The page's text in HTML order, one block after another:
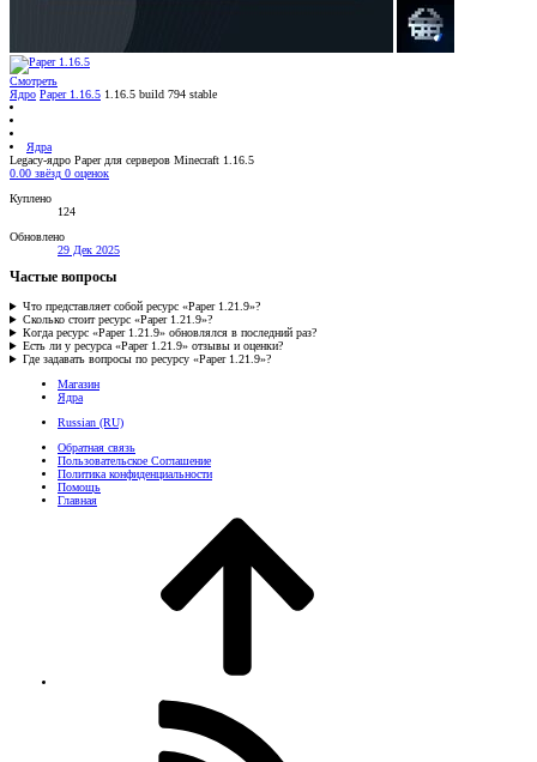
Смотреть
Ядро Paper 1.16.5 1.16.5 build 794 stable
Ядра
Legacy-ядро Paper для серверов Minecraft 1.16.5
0.00 звёзд 0 оценок
Куплено
124
Обновлено
29 Дек 2025
Частые вопросы
Что представляет собой ресурс «Paper 1.21.9»?
Сколько стоит ресурс «Paper 1.21.9»?
Когда ресурс «Paper 1.21.9» обновлялся в последний раз?
Есть ли у ресурса «Paper 1.21.9» отзывы и оценки?
Где задавать вопросы по ресурсу «Paper 1.21.9»?
Магазин
Ядра
Russian (RU)
Обратная связь
Пользовательское Соглашение
Политика конфиденциальности
Помощь
Главная